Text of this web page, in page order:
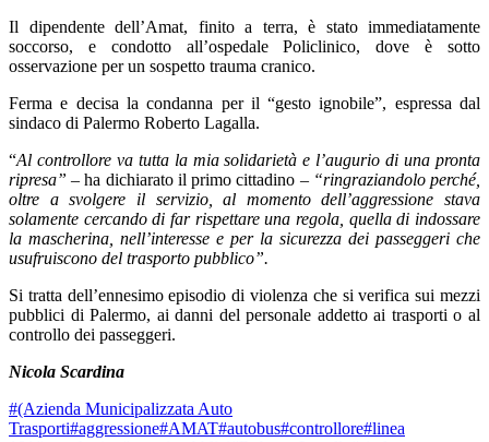
Il dipendente dell’Amat, finito a terra, è stato immediatamente
soccorso, e condotto all’ospedale Policlinico, dove è sotto
osservazione per un sospetto trauma cranico.
Ferma e decisa la condanna per il “gesto ignobile”, espressa dal
sindaco di Palermo Roberto Lagalla.
“Al controllore va tutta la mia solidarietà e l’augurio di una pronta
ripresa” – ha dichiarato il primo cittadino – “ringraziandolo perché,
oltre a svolgere il servizio, al momento dell’aggressione stava
solamente cercando di far rispettare una regola, quella di indossare
la mascherina, nell’interesse e per la sicurezza dei passeggeri che
usufruiscono del trasporto pubblico”.
Si tratta dell’ennesimo episodio di violenza che si verifica sui mezzi
pubblici di Palermo, ai danni del personale addetto ai trasporti o al
controllo dei passeggeri.
Nicola Scardina
#(Azienda Municipalizzata Auto
Trasporti#aggressione#AMAT#autobus#controllore#linea